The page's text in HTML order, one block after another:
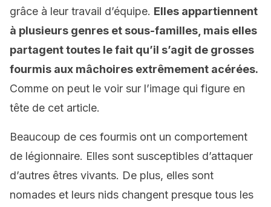
grâce à leur travail d’équipe. Elles appartiennent
à plusieurs genres et sous-familles, mais elles
partagent toutes le fait qu’il s’agit de grosses
fourmis aux mâchoires extrêmement acérées.
Comme on peut le voir sur l’image qui figure en
tête de cet article.
Beaucoup de ces fourmis ont un comportement
de légionnaire. Elles sont susceptibles d’attaquer
d’autres êtres vivants. De plus, elles sont
nomades et leurs nids changent presque tous les